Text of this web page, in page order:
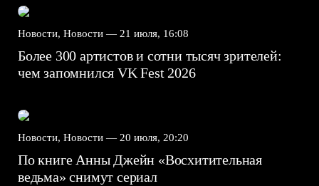
Новости, Новости — 21 июля, 16:08
Более 300 артистов и сотни тысяч зрителей:
чем запомнился VK Fest 2026
Новости, Новости — 20 июля, 20:20
По книге Анны Джейн «Восхитительная
ведьма» снимут сериал